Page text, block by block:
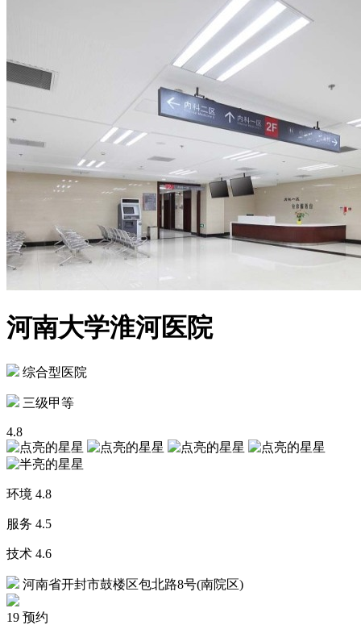
河南大学淮河医院
综合型医院
三级甲等
4.8
环境 4.8
服务 4.5
技术 4.6
河南省开封市鼓楼区包北路8号(南院区)
19 预约